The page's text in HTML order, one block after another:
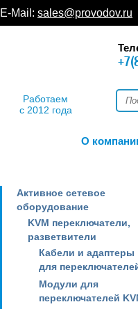
E-Mail: sales@provodov.ru
Работаем
с 2012 года
О
Активное сетевое
оборудование
KVM переключатели,
разветвители
Кабели и адаптеры
для
Модули для
переключателей